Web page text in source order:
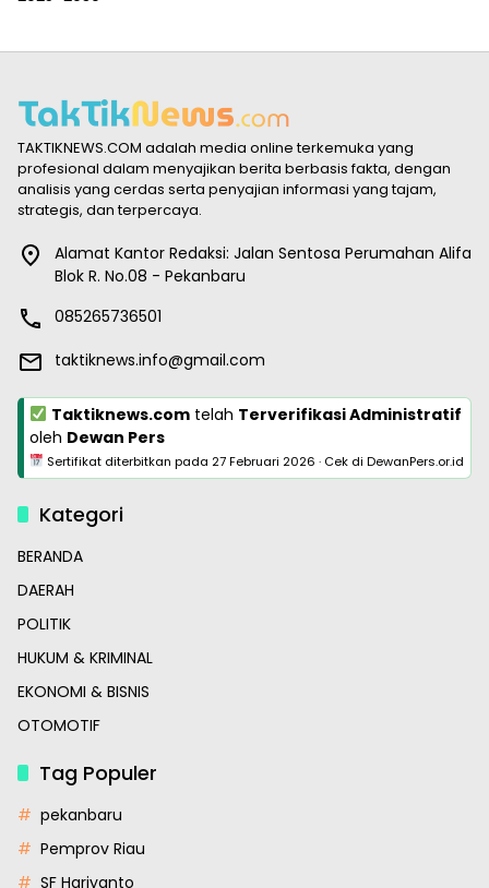
TAKTIKNEWS.COM adalah media online terkemuka yang
profesional dalam menyajikan berita berbasis fakta, dengan
analisis yang cerdas serta penyajian informasi yang tajam,
strategis, dan terpercaya.
Alamat Kantor Redaksi: Jalan Sentosa Perumahan Alifa
Blok R. No.08 - Pekanbaru
085265736501
taktiknews.info@gmail.com
Taktiknews.comtelah Terverifikasi Administratif
oleh Dewan Pers
Sertifikat diterbitkan pada 27 Februari 2026 · Cek di DewanPers.or.id
Kategori
BERANDA
DAERAH
POLITIK
HUKUM & KRIMINAL
EKONOMI & BISNIS
OTOMOTIF
Tag Populer
pekanbaru
Pemprov Riau
SF Hariyanto